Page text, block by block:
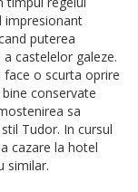
impresionant
puterea
castelelor galeze.
o scurta oprire
conservate
sa
Tudor. In cursul
cazare la hotel
similar.